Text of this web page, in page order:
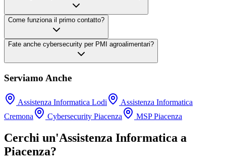
Come funziona il primo contatto?
Fate anche cybersecurity per PMI agroalimentari?
Serviamo Anche
Assistenza Informatica Lodi
Assistenza Informatica
Cremona
Cybersecurity Piacenza MSP Piacenza
Cerchi un'Assistenza Informatica a
Piacenza?